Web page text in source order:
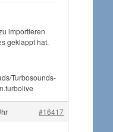
importieren
geklappt hat.
Turbosounds-
#16417